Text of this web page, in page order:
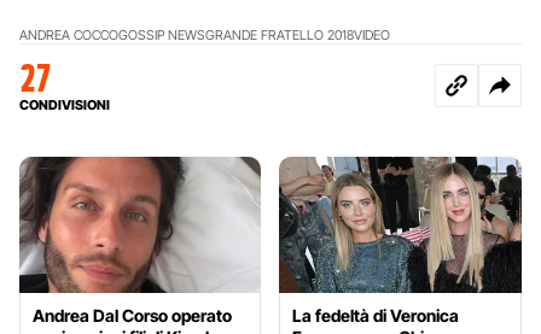
ANDREA COCCOGOSSIP NEWSGRANDE FRATELLO 2018VIDEO
27
CONDIVISIONI
Andrea Dal Corso operato
La fedeltà di Veronica